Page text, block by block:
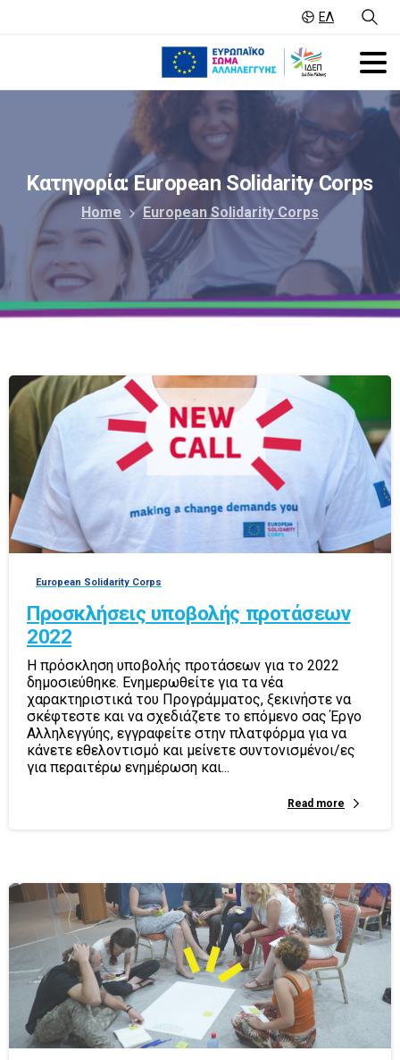
ΕΛ
Κατηγορία:European SolidarityCorps
Home European Solidarity Corps
European Solidarity Corps
Προσκλήσεις υποβολής προτάσεων
2022
Η πρόσκληση υποβολής προτάσεων για το 2022
δημοσιεύθηκε. Ενημερωθείτε για τα νέα
χαρακτηριστικά του Προγράμματος, ξεκινήστε να
σκέφτεστε και να σχεδιάζετε το επόμενο σας Έργο
Αλληλεγγύης, εγγραφείτε στην πλατφόρμα για να
κάνετε εθελοντισμό και μείνετε συντονισμένοι/ες
για περαιτέρω ενημέρωση και...
Read more